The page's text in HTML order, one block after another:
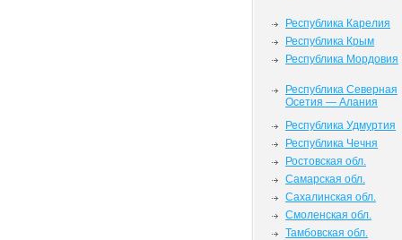
Республика Карелия
Республика Крым
Республика Мордовия
Республика Северная
Осетия — Алания
Республика Удмуртия
Республика Чечня
Ростовская обл.
Самарская обл.
Сахалинская обл.
Смоленская обл.
Тамбовская обл.